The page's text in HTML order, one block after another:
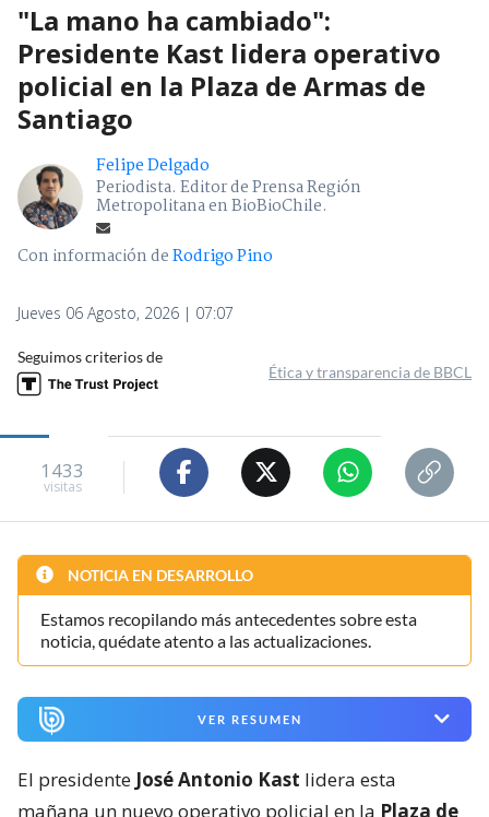
"La mano ha cambiado":
Presidente Kast lidera operativo
policial en la Plaza de Armas de
Santiago
Felipe Delgado
Periodista. Editor de Prensa Región
Metropolitana en BioBioChile.
Con información deRodrigo Pino
Jueves 06 Agosto, 2026 | 07:07
Seguimos criterios de
Ética y transparencia de BBCL
1433
visitas
NOTICIA EN DESARROLLO
Estamos recopilando más antecedentes sobre esta
noticia, quédate atento a las actualizaciones.
VER RESUMEN
El presidente José Antonio Kast lidera esta
mañana un nuevo operativo policial en la Plaza de